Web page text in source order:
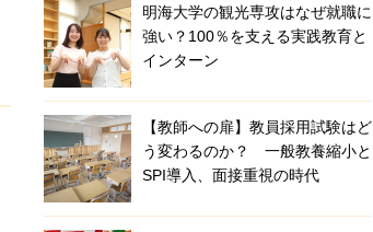
明海大学の観光専攻はなぜ就職に
強い？100％を支える実践教育と
インターン
【教師への扉】教員採用試験はど
う変わるのか？ 一般教養縮小と
SPI導入、面接重視の時代